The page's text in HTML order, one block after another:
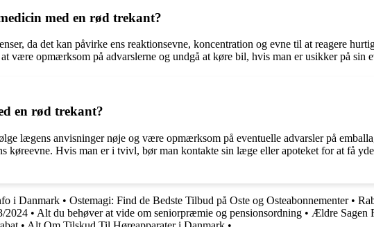
med en rød trekant?
da det kan påvirke ens reaktionsevne, koncentration og evne til at reagere
opmærksom på advarslerne og undgå at køre bil, hvis man er usikker på sin
en rød trekant?
lægens anvisninger nøje og være opmærksom på eventuelle advarsler på
Hvis man er i tvivl, bør man kontakte sin læge eller apoteket for at få
i Danmark • Ostemagi: Find de Bedste Tilbud på Oste og Osteabonnementer•
2024 • Alt du behøver at vide om seniorpræmie og pensionsordning • Ældre Sagen